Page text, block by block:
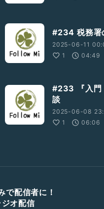
#234 税務署
2025-06-11
1
04:49
#233 『入門
談
2025-06-08
1
06:06
で配信者に！
オ配信